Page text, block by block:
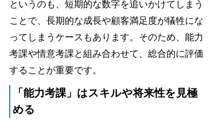
というのも、短期的な数字を追いかけてしまう
ことで、長期的な成長や顧客満足度が犠牲にな
ってしまうケースもあります。そのため、能力
考課や情意考課と組み合わせて、総合的に評価
することが重要です。
「能力考課」はスキルや将来性を見極
める